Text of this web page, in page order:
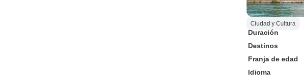
Ciudad y Cultura
Duración
Destinos
Franja de edad
Idioma